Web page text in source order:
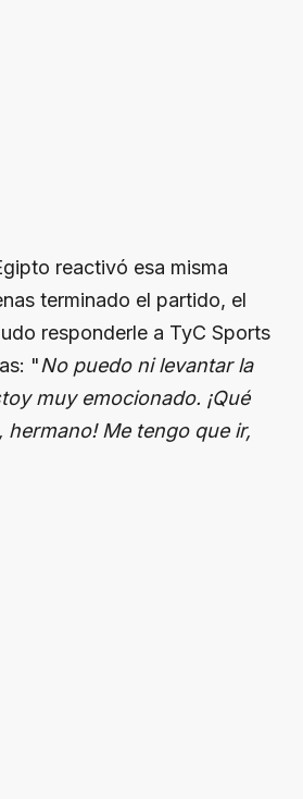
reactivó esa misma
terminado el partido, el
responderle a TyC Sports
"No puedo ni levantar la
muy emocionado. ¡Qué
Me tengo que ir,